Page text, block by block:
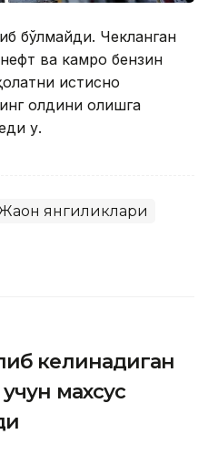
бўлмайди. Чекланган
ва камроқ бензин
истисно
олдини олишга
у.
янгиликлари
келинадиган
махсус